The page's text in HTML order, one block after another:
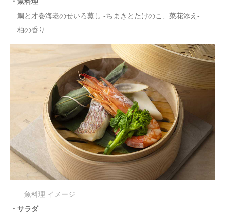
鯛と才巻海老のせいろ蒸し -ちまきとたけのこ、菜花添え-
柏の香り
魚料理 イメージ
・サラダ